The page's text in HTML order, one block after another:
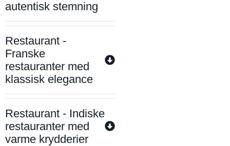
autentisk stemning
Restaurant -
Franske
restauranter med
klassisk elegance
Restaurant - Indiske
restauranter med
varme krydderier